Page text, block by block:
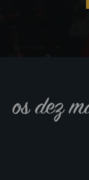
os dez